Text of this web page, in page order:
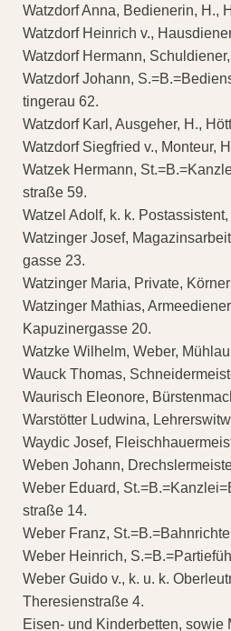
Watzdorf Anna, Bedienerin, H.,
Watzdorf Heinrich v.,
Watzdorf Hermann,
Watzdorf Johann,
tingerau 62.
Watzdorf Karl, Ausgeher, H.,
Watzdorf Siegfried v., Monteur,
Watzek Hermann,
straße 59.
Watzel Adolf, k. k.
Watzinger Josef,
gasse 23.
Watzinger Maria, Private,
Watzinger Mathias,
Kapuzinergasse 20.
Watzke Wilhelm, Weber,
Wauck Thomas,
Waurisch Eleonore,
Warstötter Ludwina,
Waydic Josef,
Weben Johann,
Weber Eduard,
straße 14.
Weber Franz,
Weber Heinrich,
Weber Guido v., k. u. k.
Theresienstraße 4.
Eisen- und Kinderbetten, sowie